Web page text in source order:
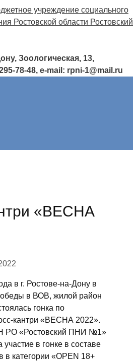
Зоологическая, 13,
78-48, e-mail: rpni-1@mail.ru
«ВЕСНА
в г. Ростове-на-Дону в
в ВОВ, жилой район
гонка по
кантри «ВЕСНА 2022».
РО «Ростовский ПНИ №1»
в гонке в составе
в категории «OPEN 18+